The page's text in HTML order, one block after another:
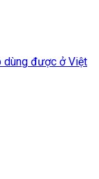
dùng được ở Việt